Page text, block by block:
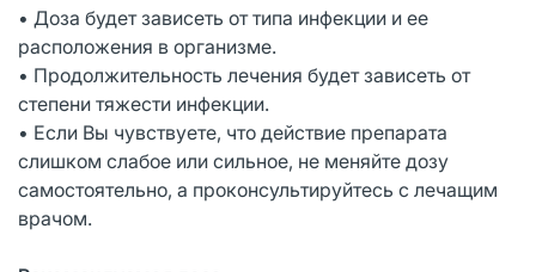
• Доза будет зависеть от типа инфекции и ее
расположения в организме.
• Продолжительность лечения будет зависеть от
степени тяжести инфекции.
• Если Вы чувствуете, что действие препарата
слишком слабое или сильное, не меняйте дозу
самостоятельно, а проконсультируйтесь с лечащим
врачом.